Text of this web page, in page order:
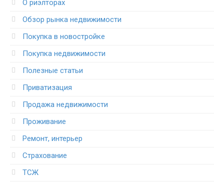
О риэлторах
Обзор рынка недвижимости
Покупка в новостройке
Покупка недвижимости
Полезные статьи
Приватизация
Продажа недвижимости
Проживание
Ремонт, интерьер
Страхование
ТСЖ